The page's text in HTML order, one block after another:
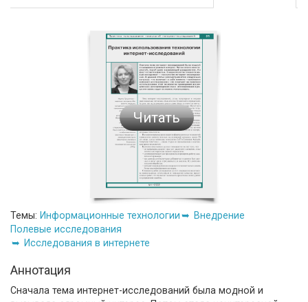
Читать
Темы: Информационные технологии
Внедрение
Полевые исследования
Исследования в интернете
Аннотация
Сначала тема интернет-исследований была модной и